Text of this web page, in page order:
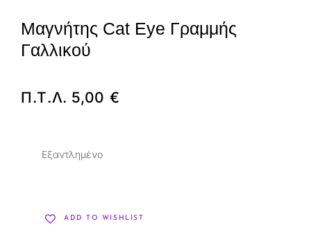
Μαγνήτης Cat Eye Γραμμής
Γαλλικού
Π.Τ.Λ. 5,00 €
Εξαντλημένο
ADD TO WISHLIST